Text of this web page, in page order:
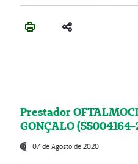
Prestador
GONÇALO (55004164-
07 de Agosto de 2020